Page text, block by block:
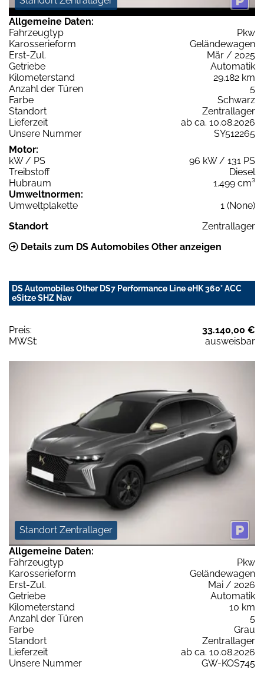
Allgemeine Daten:
Fahrzeugtyp
Pkw
Karosserieform
Geländewagen
Erst-Zul.
Mär / 2025
Getriebe
Automatik
Kilometerstand
29.182 km
Anzahl der Türen
5
Farbe
Schwarz
Standort
Zentrallager
Lieferzeit
ab ca. 10.08.2026
Unsere Nummer
SY512265
Motor:
kW / PS
96 kW / 131 PS
Treibstoff
Diesel
Hubraum
1.499 cm³
Umweltnormen:
Umweltplakette
1 (None)
Standort
Zentrallager
Details zum DS Automobiles Other anzeigen
DS Automobiles Other DS7 Performance Line eHK 360° ACC
eSitze SHZ Nav
Preis:
33.140,00 €
MWSt:
ausweisbar
Standort Zentrallager
Allgemeine Daten:
Fahrzeugtyp
Pkw
Karosserieform
Geländewagen
Erst-Zul.
Mai / 2026
Getriebe
Automatik
Kilometerstand
10 km
Anzahl der Türen
5
Farbe
Grau
Standort
Zentrallager
Lieferzeit
ab ca. 10.08.2026
Unsere Nummer
GW-KOS745